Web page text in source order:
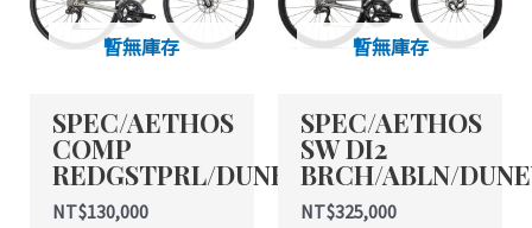
暫無庫存
SPEC/AETHOS
COMP
REDGSTPRL/DUNEWHT/DUNEW
NT$130,000
暫無庫存
SPEC/AETHOS
SW DI2
BRCH/ABLN/
NT$325,000